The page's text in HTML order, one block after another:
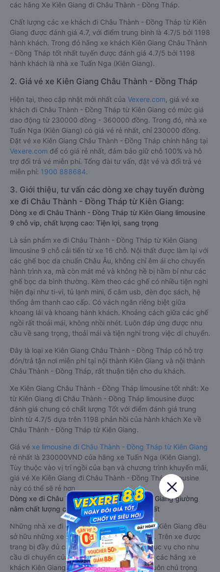
các hãng Xe Kiên Giang đi Châu Thành - Đồng Tháp.
Chất lượng các xe khách đi Châu Thành - Đồng Tháp từ Kiên
Giang được đánh giá 4.7, với điểm trung bình là 4.7/5 bởi 1198
hành khách. Trong đó hãng xe khách Kiên Giang Châu Thành
- Đồng Tháp tốt nhất tuyến được đánh giá 4.7/5 bởi 1198
hành khách là nhà xe Tuấn Nga (Kiên Giang).
2. Giá vé xe Kiên Giang Châu Thành - Đồng Tháp
Hiện tại, theo cập nhật mới nhất của Vexere.com , giá vé xe
khách đi Châu Thành - Đồng Tháp từ Kiên Giang có mức giá
dao động từ 230000 đồng - 360000 đồng. Trong đó, nhà xe
Tuấn Nga (Kiên Giang) có giá vé rẻ nhất, chỉ 230000 đồng.
Đặt vé xe Kiên Giang Châu Thành - Đồng Tháp chính hãng tại
Vexere.com để có giá rẻ nhất, đảm bảo giữ chỗ 100% và hỗ
trợ đổi trả vé miễn phí. Tổng đài tư vấn, đặt vé và đổi trả vé
miễn phí: 1900 888684.
3. Giới thiệu, tư vấn các dòng xe chạy tuyến đường
xe đi Châu Thành - Đồng Tháp từ Kiên Giang:
Dòng xe đi Châu Thành - Đồng Tháp từ Kiên Giang limousine
9 chỗ vip, chất lượng cao: Tiện lợi, sang trọng
Là sản phẩm xe đi Châu Thành - Đồng Tháp từ Kiên Giang
limousine 9 chỗ cải tiến từ xe 16 chỗ. Nội thất được làm lại với
các ghế bọc da chuẩn Châu Âu, không chỉ êm ái cho chuyến
hành trình xa, mà còn mát mẻ và không hề bị hầm bí như các
ghế bọc da bình thường. Kèm theo các ghế có nhiều tiện nghi
hiện đại như ti-vi, tủ lạnh mini, ổ cắm usb, đèn đọc sách, hệ
thống âm thanh cao cấp. Có vách ngăn riêng biệt giữa
khoang lái và khoang hành khách. Khoảng cách giữa các ghế
ngồi rất thoải mái, không nhồi nhét. Luôn đáp ứng được nhu
cầu về sang trọng, thoải mái và tiện nghi trong việc di chuyển.
Đây là loại xe Kiên Giang Châu Thành - Đồng Tháp có hỗ trợ
đón/trả tận nơi miễn phí tại nội thành Kiên Giang và nội thành
Châu Thành - Đồng Tháp, rất thuận tiện cho du khách.
Xe Kiên Giang Châu Thành - Đồng Tháp limousine tốt nhất: Xe
từ Kiên Giang đi Châu Thành - Đồng Tháp limousine được
đánh giá chung có chất lượng Tốt với điểm đánh giá trung
bình từ 4.7/5 dựa trên 1198 phản hồi của hành khách Xe về
Châu Thành - Đồng Tháp từ Kiên Giang.
Giá vé xe limousine đi Châu Thành - Đồng Tháp từ Kiên Giang
rẻ nhất là 230000VND của hãng xe Tuấn Nga (Kiên Giang).
Tùy thuộc vào vị trí ngồi của bạn và chương trình khuyến mãi,
giá vé Xe Kiên Giang đi Châu Thành - Đồng Tháp limousine
này có thể sẽ rẻ hơn
Dòng xe đi Châu Thành - Đồng Tháp từ Kiên Giang giường
nằm chất lượng cao: Thoải mái, giá cả tốt nhất
Những nhà xe đi Châu Thành - Đồng Tháp từ Kiên Giang đều
sở hữu những xe giường nằm chất lượng cao. Trên xe được
trang bị đầy đủ các trang thiết bị hiện đại phục vụ cho nhu
cầu di chuyển của hành khách. Bên cạnh đó, các hãng xe
khách Kiên Giang Châu Thành - Đồng Tháp luôn chú trọng